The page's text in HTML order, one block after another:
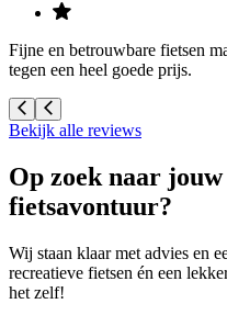
Fijne en betrouwbare fietsen
tegen een heel goede prijs.
Bekijk alle reviews
Op zoek naar jouw
fietsavontuur?
Wij staan klaar met advies en
recreatieve fietsen én een
het zelf!